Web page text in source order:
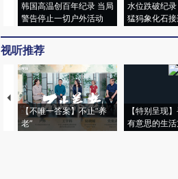
韩国高温创百年纪录 当局
警告停止一切户外活动
水位跌破纪
猛犸象化石
视听推荐
【不唯一答案】不止“养
老”
【特别呈现
有意思的生活